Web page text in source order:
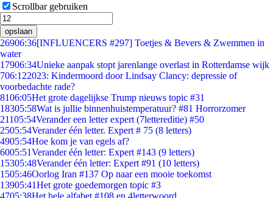
Scrollbar gebruiken
opslaan
26906:36[INFLUENCERS #297] Toetjes & Bevers & Zwemmen in
water
17906:34Unieke aanpak stopt jarenlange overlast in Rotterdamse wijk
706:122023: Kindermoord door Lindsay Clancy: depressie of
voorbedachte rade?
8106:05Het grote dagelijkse Trump nieuws topic #31
18305:58Wat is jullie binnenhuistemperatuur? #81 Horrorzomer
21105:54Verander een letter expert (7lettereditie) #50
2505:54Verander één letter. Expert # 75 (8 letters)
4905:54Hoe kom je van egels af?
6005:51Verander één letter: Expert #143 (9 letters)
15305:48Verander één letter: Expert #91 (10 letters)
1505:46Oorlog Iran #137 Op naar een mooie toekomst
13905:41Het grote goedemorgen topic #3
4705:38Het hele alfabet #108 en 4letterwoord